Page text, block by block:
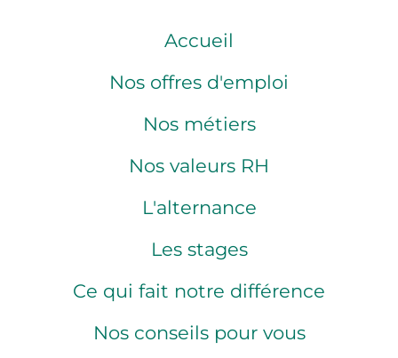
Accueil
Nos offres d'emploi
Nos métiers
Nos valeurs RH
L'alternance
Les stages
Ce qui fait notre différence
Nos conseils pour vous